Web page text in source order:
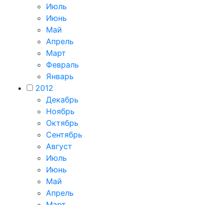
Июль
Июнь
Май
Апрель
Март
Февраль
Январь
2012
Декабрь
Ноябрь
Октябрь
Сентябрь
Август
Июль
Июнь
Май
Апрель